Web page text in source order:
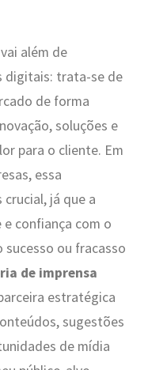
além de
digitais: trata-se de
de forma
soluções e
para o cliente. Em
essa
já que a
confiança com o
ou fracasso
de imprensa
estratégica
sugestões
de mídia